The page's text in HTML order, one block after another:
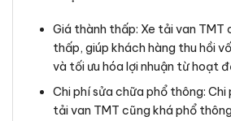
Giá thành thấp: Xe tải van TMT
thấp, giúp khách hàng thu hồi
và tối ưu hóa lợi nhuận từ hoạt
Chi phí sửa chữa phổ thông: Chi
tải van TMT cũng khá phổ